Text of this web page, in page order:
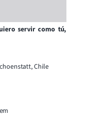
servir como tú,
Chile